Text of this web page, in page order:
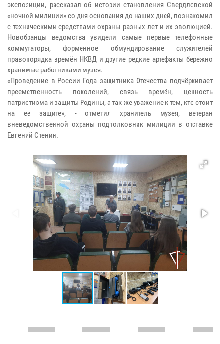
экспозиции, рассказал об истории становления Свердловской
«ночной милиции» со дня основания до наших дней, познакомил
с техническими средствами охраны разных лет и их эволюцией.
Новобранцы ведомства увидели самые первые телефонные
коммутаторы, форменное обмундирование служителей
правопорядка времён НКВД и другие редкие артефакты бережно
хранимые работниками музея.
«Проведение в России Года защитника Отечества подчёркивает
преемственность поколений, связь времён, ценность
патриотизма и защиты Родины, а так же уважение к тем, кто стоит
на ее защите», - отметил хранитель музея, ветеран
вневедомственной охраны подполковник милиции в отставке
Евгений Стенин.